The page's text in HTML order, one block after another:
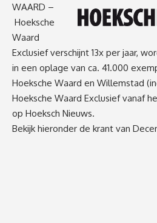
WAARD –
Hoeksche
Waard
Exclusiefverschijnt 13x per jaar,
in een oplage van ca. 41.000
Hoeksche Waard en Willemstad
Hoeksche Waard Exclusief vanaf
op Hoeksch Nieuws.
Bekijk hieronder de krant van